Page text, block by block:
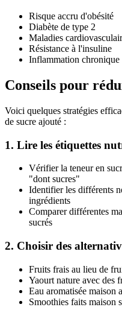
Risque accru d'obésité
Diabète de type 2
Maladies
Résistance à l'insuline
Inflammation chronique
Conseils pour
Voici quelques stratégies
de sucre ajouté :
1. Lire les étiquettes
Vérifier la teneur en
"dont sucres"
Identifier les différents
ingrédients
Comparer différentes
sucrés
2. Choisir des
Fruits frais au lieu de
Yaourt nature avec des
Eau aromatisée maison
Smoothies faits maison